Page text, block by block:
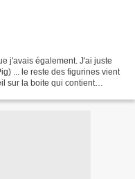
j'avais également. J'ai juste
... le reste des figurines vient
sur la boite qui contient